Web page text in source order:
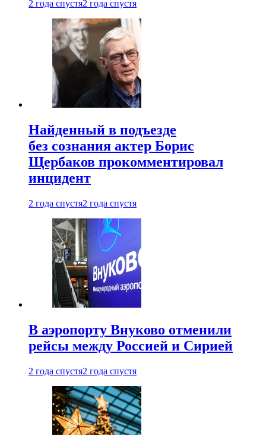
2 года спустя2 года спустя
Найденный в подъезде
без сознания актер Борис
Щербаков прокомментировал
инцидент
2 года спустя2 года спустя
В аэропорту Внуково отменили
рейсы между Россией и Сирией
2 года спустя2 года спустя